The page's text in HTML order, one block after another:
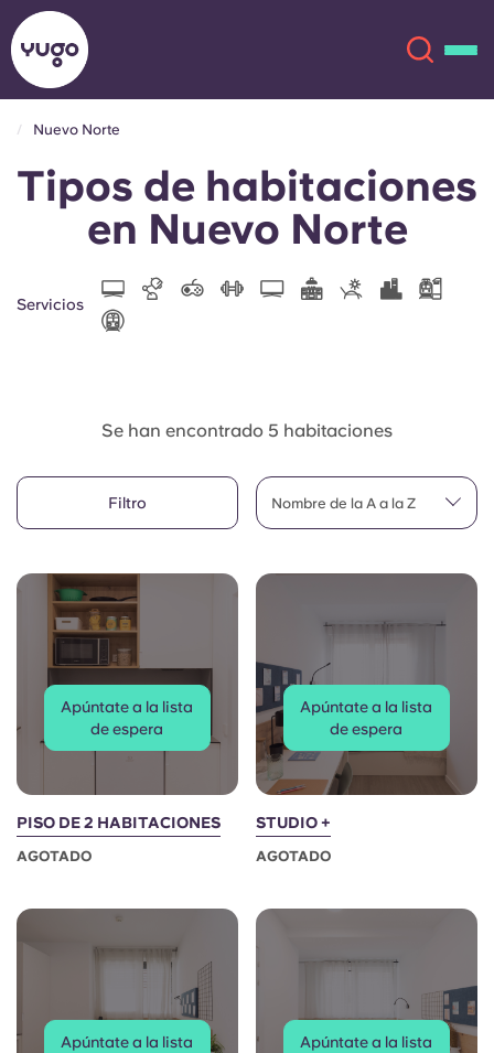
Acerca de
Ubicaciones
Más
English (GB)
Español
Català
Deutsch
Portuguese
Elige un país
Elige una residencia
Iniciar sesión
Reserva ahora
English (GB)
English (US)
Chinese Español
Nuevo Norte
Tipos de habitaciones
en Nuevo Norte
Servicios
Se han encontrado 5 habitaciones
Filtro Nombre de la A a la Z
Apúntate a la lista
de espera
PISO DE 2 HABITACIONES
AGOTADO
Apúntate a la lista
de espera
STUDIO +
AGOTADO
Apúntate a la lista
Apúntate a la lista